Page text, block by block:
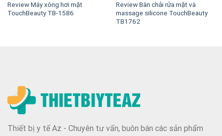
Review Máy xông hơi mặt
TouchBeauty TB-1586
Review Bàn chải rửa mặt và
massage silicone TouchBeauty
TB1762
Thiết bị y tế Az - Chuyên tư vấn, buôn bán các sản phẩm